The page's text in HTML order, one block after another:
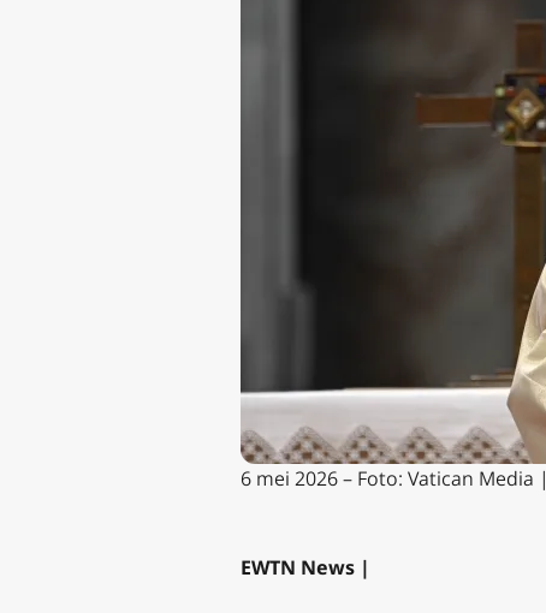
6 mei 2026 – Foto: Vatican Media |
EWTN News |